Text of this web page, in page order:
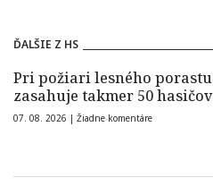
ĎALŠIE Z HS
Pri požiari lesného
zasahuje takmer 50 hasičov
07. 08. 2026 | Žiadne komentáre